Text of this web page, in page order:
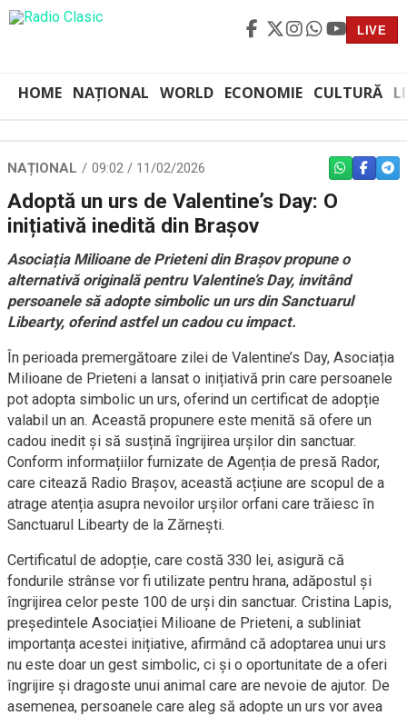
LIVE
HOME NAȚIONAL WORLD ECONOMIE CULTURĂ
NAȚIONAL 09:02 / 11/02/2026 WHATSAPP
Adoptă un urs de Valentine’s Day: O
inițiativă inedită din Brașov
Asociația Milioane de Prieteni din Brașov propune o
alternativă originală pentru Valentine’s Day, invitând
persoanele să adopte simbolic un urs din Sanctuarul
Libearty, oferind astfel un cadou cu impact.
În perioada premergătoare zilei de Valentine’s Day, Asociația
Milioane de Prieteni a lansat o inițiativă prin care persoanele
pot adopta simbolic un urs, oferind un certificat de adopție
valabil un an. Această propunere este menită să ofere un
cadou inedit și să susțină îngrijirea urșilor din sanctuar.
Conform informațiilor furnizate de Agenția de presă Rador,
care citează Radio Brașov, această acțiune are scopul de a
atrage atenția asupra nevoilor urșilor orfani care trăiesc în
Sanctuarul Libearty de la Zărnești.
Certificatul de adopție, care costă 330 lei, asigură că
fondurile strânse vor fi utilizate pentru hrana, adăpostul și
îngrijirea celor peste 100 de urși din sanctuar. Cristina Lapis,
președintele Asociației Milioane de Prieteni, a subliniat
importanța acestei inițiative, afirmând că adoptarea unui urs
nu este doar un gest simbolic, ci și o oportunitate de a oferi
îngrijire și dragoste unui animal care are nevoie de ajutor. De
asemenea, persoanele care aleg să adopte un urs vor avea